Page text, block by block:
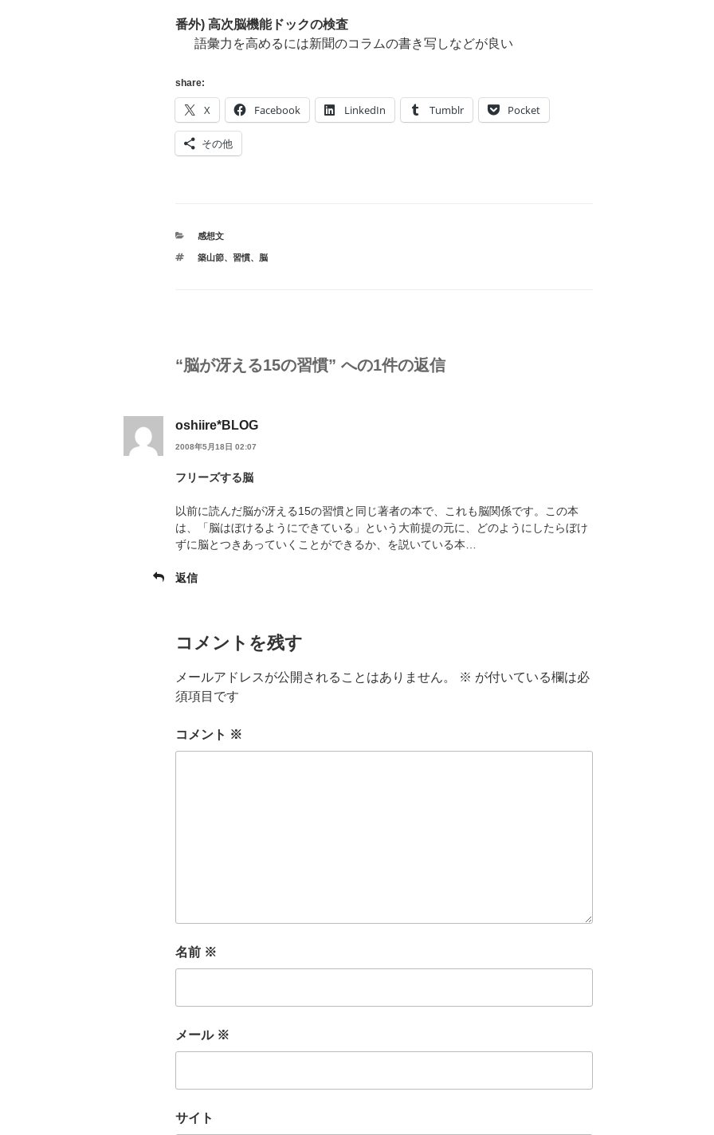
番外) 高次脳機能ドックの検査
語彙力を高めるには新聞のコラムの書き写しなどが良い
share:
X Facebook LinkedIn Tumblr Pocket
その他
カ
ゴ
感想文
タ
築山節、 習慣、 脳
“脳が冴える15の習慣” への1件の返信
oshiire*BLOG
2008年5月18日 02:07
フリーズする脳
以前に読んだ脳が冴える15の習慣と同じ著者の本で、これも脳関係です。この本
は、「脳はぼけるようにできている」という大前提の元に、どのようにしたらぼけ
ずに脳とつきあっていくことができるか、を説いている本…
返信
コメントを残す
メールアドレスが公開されることはありません。 ※ が付いている欄は必
須項目です
コメント ※
名前 ※
メール ※
サイト